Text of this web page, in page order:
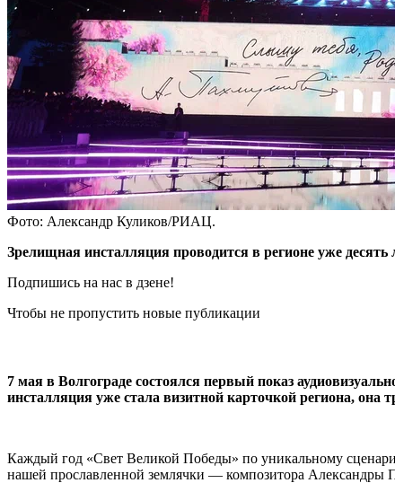
Фото: Александр Куликов/РИАЦ.
Зрелищная инсталляция проводится в регионе уже
Подпишись на нас в дзене!
Чтобы не пропустить новые публикации
7 мая в Волгограде состоялся первый показ
инсталляция уже стала визитной карточкой региона, она
Каждый год «Свет Великой Победы» по уникальному
нашей прославленной землячки — композитора Александры